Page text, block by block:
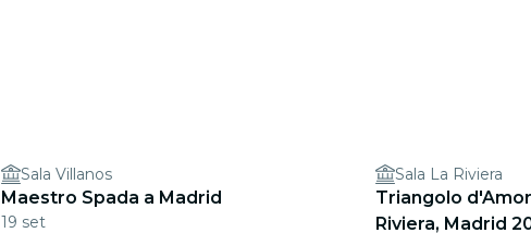
Sala Villanos
Maestro Spada a Madrid
19 set
Sala La Riviera
Triangolo
Riviera, Madrid